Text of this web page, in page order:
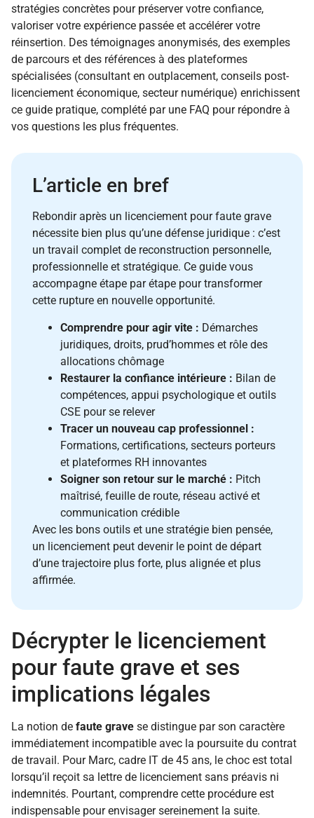
stratégies concrètes pour préserver votre confiance,
valoriser votre expérience passée et accélérer votre
réinsertion. Des témoignages anonymisés, des exemples
de parcours et des références à des plateformes
spécialisées (consultant en outplacement, conseils post-
licenciement économique, secteur numérique) enrichissent
ce guide pratique, complété par une FAQ pour répondre à
vos questions les plus fréquentes.
L’article en bref
Rebondir après un licenciement pour faute grave
nécessite bien plus qu’une défense juridique : c’est
un travail complet de reconstruction personnelle,
professionnelle et stratégique. Ce guide vous
accompagne étape par étape pour transformer
cette rupture en nouvelle opportunité.
Comprendre pour agir vite : Démarches
juridiques, droits, prud’hommes et rôle des
allocations chômage
Restaurer la confiance intérieure : Bilan de
compétences, appui psychologique et outils
CSE pour se relever
Tracer un nouveau cap professionnel :
Formations, certifications, secteurs porteurs
et plateformes RH innovantes
Soigner son retour sur le marché : Pitch
maîtrisé, feuille de route, réseau activé et
communication crédible
Avec les bons outils et une stratégie bien pensée,
un licenciement peut devenir le point de départ
d’une trajectoire plus forte, plus alignée et plus
affirmée.
Décrypter le licenciement
pour faute grave et ses
implications légales
La notion de faute grave se distingue par son caractère
immédiatement incompatible avec la poursuite du contrat
de travail. Pour Marc, cadre IT de 45 ans, le choc est total
lorsqu’il reçoit sa lettre de licenciement sans préavis ni
indemnités. Pourtant, comprendre cette procédure est
indispensable pour envisager sereinement la suite.